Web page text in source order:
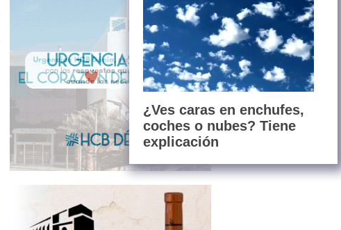
¿Ves caras en enchufes,
coches o nubes? Tiene
explicación